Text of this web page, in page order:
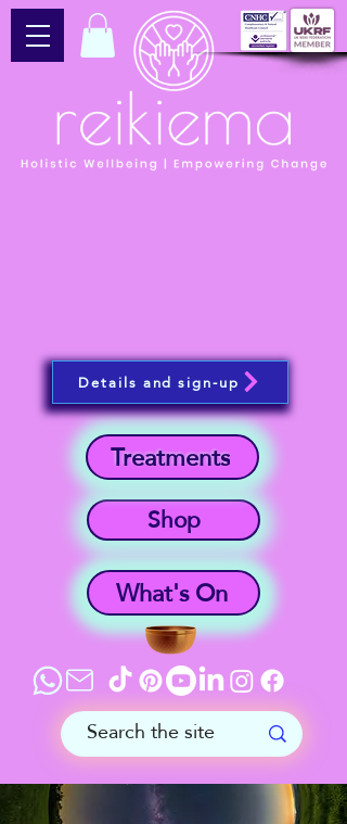
What's On
Shop
Treatments
Details and sign-up